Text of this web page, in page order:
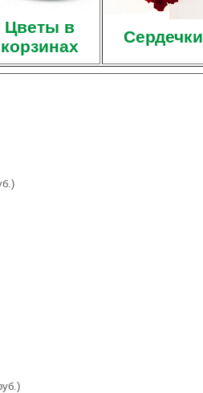
Цветы в
корзинах
Сердечки